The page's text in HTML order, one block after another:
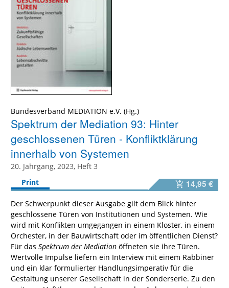
Bundesverband MEDIATION e.V.
Spektrum der Mediation 93: Hinter
geschlossenen Türen - Konfliktklärung
innerhalb von Systemen
20. Jahrgang, 2023, Heft 3
Print
14,95 €
Der Schwerpunkt dieser Ausgabe gilt dem Blick hinter
geschlossene Türen von Institutionen und Systemen. Wie
wird mit Konflikten umgegangen in einem Kloster, in einem
Orchester, in der Bauwirtschaft oder im öffentlichen Dienst?
Für das Spektrum der Mediation öffneten sie ihre Türen.
Wertvolle Impulse liefern ein Interview mit einem Rabbiner
und ein klar formulierter Handlungsimperativ für die
Gestaltung unserer Gesellschaft in der Sonderserie. Zu den